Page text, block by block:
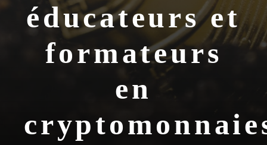
éducateurs et
formateurs
en